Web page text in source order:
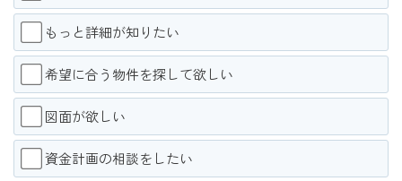
もっと詳細が知りたい
希望に合う物件を探して欲しい
図面が欲しい
資金計画の相談をしたい